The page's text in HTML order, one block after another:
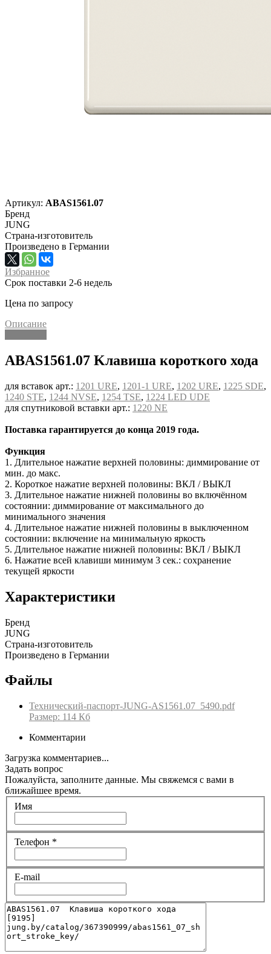
Артикул: ABAS1561.07
Бренд
JUNG
Страна-изготовитель
Произведено в Германии
Избранное
Срок поставки 2-6 недель
Цена по запросу
Описание
ABAS1561.07 Kлавиша короткого хода
для вставок арт.: 1201 URE, 1201-1 URE, 1202 URE, 1225 SDE,
1240 STE, 1244 NVSE, 1254 TSE, 1224 LED UDE
для спутниковой вставки арт.: 1220 NE
Поставка гарантируется до конца 2019 года.
Функция
1. Длительное нажатие верхней половины: диммирование от
мин. до макс.
2. Короткое нажатие верхней половины: ВКЛ / ВЫКЛ
3. Длительное нажатие нижней половины во включённом
состоянии: диммирование от максимального до
минимального значения
4. Длительное нажатие нижней половины в выключенном
состоянии: включение на минимальную яркость
5. Длительное нажатие нижней половины: ВКЛ / ВЫКЛ
6. Нажатие всей клавиши минимум 3 сек.: сохранение
текущей яркости
Характеристики
Бренд
JUNG
Страна-изготовитель
Произведено в Германии
Файлы
Технический-паспорт-JUNG-AS1561.07_5490.pdf
Размер: 114 Кб
Комментарии
Загрузка комментариев...
Задать вопрос
Пожалуйста, заполните данные. Мы свяжемся с вами в
ближайшее время.
Имя
Телефон *
E-mail